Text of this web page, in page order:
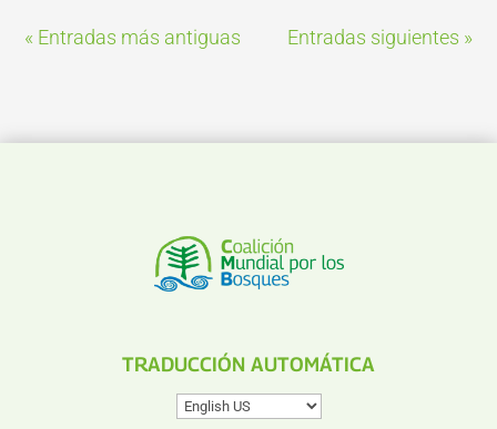
« Entradas más antiguas Entradas siguientes »
TRADUCCIÓN AUTOMÁTICA